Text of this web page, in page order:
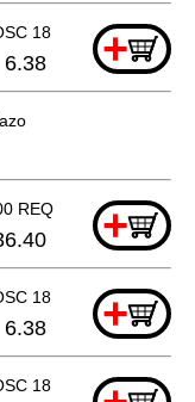
18 +
6.38
REQ +
18 +
6.38
18